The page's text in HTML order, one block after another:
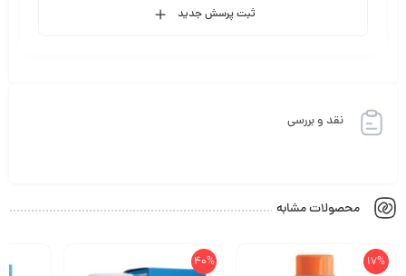
ثبت پرسش جدید
نقد و بررسی
محصولات مشابه
17%
40%